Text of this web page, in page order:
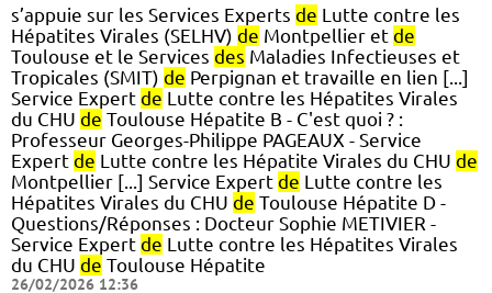
s’appuie sur les Services Experts de Lutte contre les
Hépatites Virales (SELHV) de Montpellier et de
Toulouse et le Services des Maladies Infectieuses et
Tropicales (SMIT) de Perpignan et travaille en lien [...]
Service Expert de Lutte contre les Hépatites Virales
du CHU de Toulouse Hépatite B - C'est quoi ? :
Professeur Georges-Philippe PAGEAUX - Service
Expert de Lutte contre les Hépatite Virales du CHU de
Montpellier [...] Service Expert de Lutte contre les
Hépatites Virales du CHU de Toulouse Hépatite D -
Questions/Réponses : Docteur Sophie METIVIER -
Service Expert de Lutte contre les Hépatites Virales
du CHU de Toulouse Hépatite
26/02/2026 12:36